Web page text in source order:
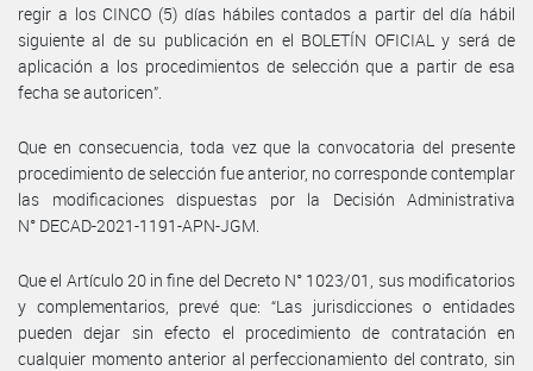
regir a los CINCO (5) días hábiles contados a partir del día hábil
siguiente al de su publicación en el BOLETÍN OFICIAL y será de
aplicación a los procedimientos de selección que a partir de esa
fecha se autoricen”.
Que en consecuencia, toda vez que la convocatoria del presente
procedimiento de selección fue anterior, no corresponde contemplar
las modificaciones dispuestas por la Decisión Administrativa
N° DECAD-2021-1191-APN-JGM.
Que el Artículo 20 in fine del Decreto N° 1023/01, sus modificatorios
y complementarios, prevé que: “Las jurisdicciones o entidades
pueden dejar sin efecto el procedimiento de contratación en
cualquier momento anterior al perfeccionamiento del contrato, sin